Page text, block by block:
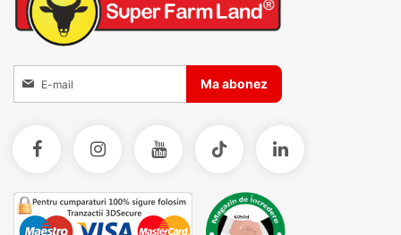
Inscrieti-va la Buletinele noastre informative
Ma abonez